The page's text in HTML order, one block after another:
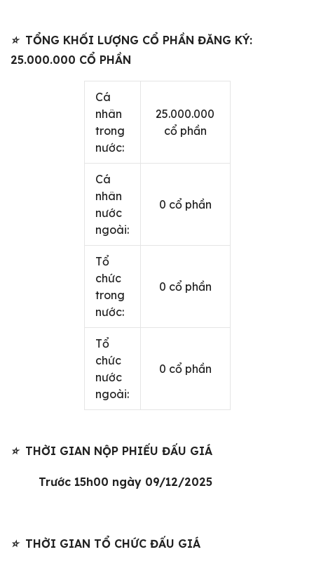
⭐ TỔNG KHỐI LƯỢNG CỔ PHẦN ĐĂNG KÝ:
25.000.000 CỔ PHẦN
Cá
nhân
trong
nước:
25.000.000
cổ phần
Cá
nhân
nước
ngoài:
0 cổ phần
Tổ
chức
trong
nước:
0 cổ phần
Tổ
chức
nước
ngoài:
0 cổ phần
⭐ THỜI GIAN NỘP PHIẾU ĐẤU GIÁ
Trước 15h00 ngày 09/12/2025
⭐ THỜI GIAN TỔ CHỨC ĐẤU GIÁ